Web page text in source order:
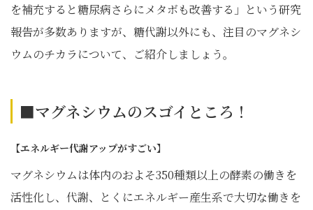
を補充すると糖尿病さらにメタボも改善する」という研究
報告が多数ありますが、糖代謝以外にも、注目のマグネシ
ウムのチカラについて、ご紹介しましょう。
■マグネシウムのスゴイところ！
【エネルギー代謝アップがすごい】
マグネシウムは体内のおよそ350種類以上の酵素の働きを
活性化し、代謝、とくにエネルギー産生系で大切な働きを